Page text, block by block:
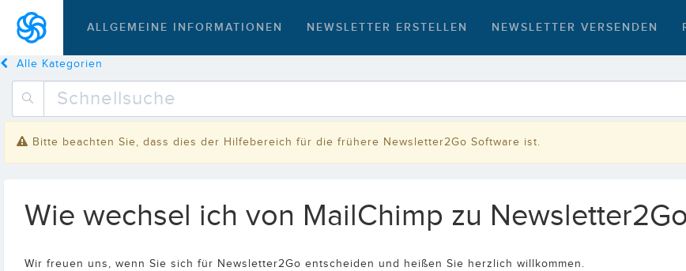
ALLGEMEINE INFORMATIONEN NEWSLETTER ERSTELLEN NEWSLETTER VERSENDEN
Alle Kategorien
Bitte beachten Sie, dass dies der Hilfebereich für die frühere Newsletter2Go Software ist.
Wie wechsel ich von MailChimp zu
Wir freuen uns, wenn Sie sich für Newsletter2Go entscheiden und heißen Sie herzlich willkommen.